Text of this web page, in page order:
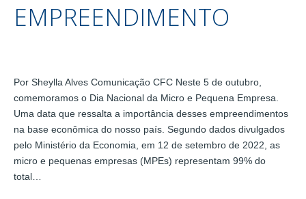
EMPREENDIMENTO
Por Sheylla Alves Comunicação CFC Neste 5 de outubro,
comemoramos o Dia Nacional da Micro e Pequena Empresa.
Uma data que ressalta a importância desses empreendimentos
na base econômica do nosso país. Segundo dados divulgados
pelo Ministério da Economia, em 12 de setembro de 2022, as
micro e pequenas empresas (MPEs) representam 99% do
total…